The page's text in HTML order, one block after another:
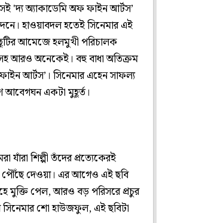
'দ্য অ্যাকাডেমি অফ ফাইন আর্টস’
হাওয়াবদল হতেই সিনেমার এই
ছুটির আমেজে হলমুখী পরিচালক
আরও অনেকেই। বহু বাধা অতিক্রম
আর্টস’। সিনেমার এহেন সাফল্য
আবেগঘন একটা মুহূর্ত।
শিল্পী তঁদের প্রত্যেকেরই
পৌঁছে দেওয়া। এর আগেও এই ছবি
মুক্তি পেল, আরও বড় পরিসরে প্রচুর
শো হাউজফুল, এই ছবিটা